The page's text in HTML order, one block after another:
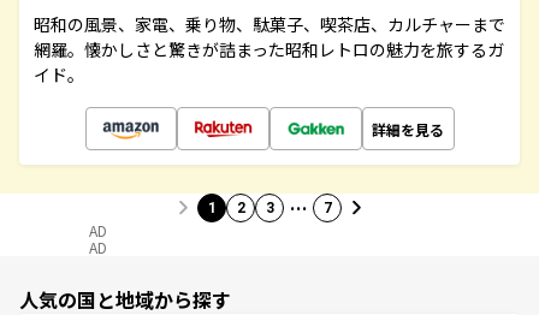
昭和の風景、家電、乗り物、駄菓子、喫茶店、カルチャーまで
網羅。懐かしさと驚きが詰まった昭和レトロの魅力を旅するガ
イド。
詳細を見る
1 2 3 … 7
AD
AD
人気の国と地域から探す